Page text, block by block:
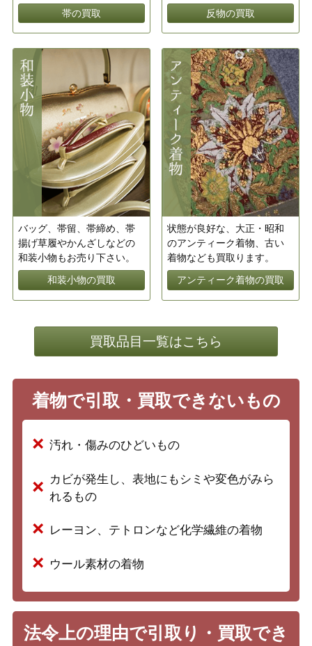
帯の買取
反物の買取
バッグ、帯留、帯締め、帯
揚げ草履やかんざしなどの
和装小物もお売り下さい。
和装小物の買取
状態が良好な、大正・昭和
のアンティーク着物、古い
着物なども買取ります。
アンティーク着物の買取
買取品目一覧はこちら
着物で引取・買取できないもの
汚れ・傷みのひどいもの
カビが発生し、表地にもシミや変色がみら
れるもの
レーヨン、テトロンなど化学繊維の着物
ウール素材の着物
法令上の理由で引取り・買取でき